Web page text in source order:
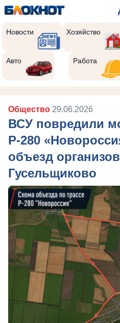
Новости Хозяйство
Авто Работа
Общество 29.06.2026
ВСУ повредили
Р-280
объезд
Гусельщиково